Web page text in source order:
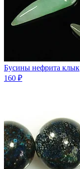
Бусины нефрита клык
160 ₽